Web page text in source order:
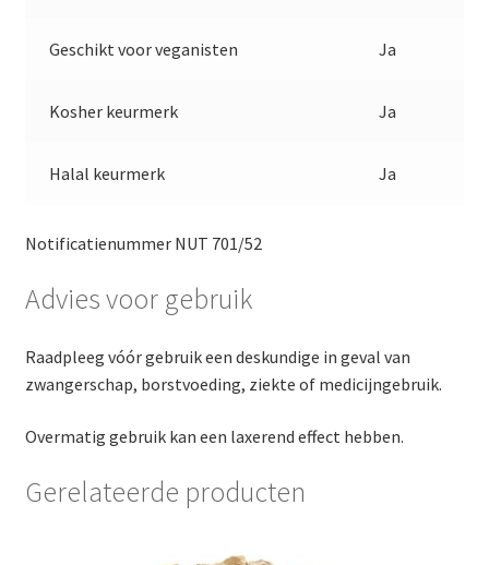
Geschikt voor veganisten Ja
Kosher keurmerk Ja
Halal keurmerk Ja
Notificatienummer NUT 701/52
Advies voor gebruik
Raadpleeg vóór gebruik een deskundige in geval van
zwangerschap, borstvoeding, ziekte of medicijngebruik.
Overmatig gebruik kan een laxerend effect hebben.
Gerelateerde producten